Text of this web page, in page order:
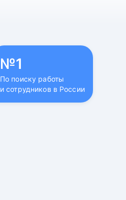
№1
По поиску работы
и сотрудников в России